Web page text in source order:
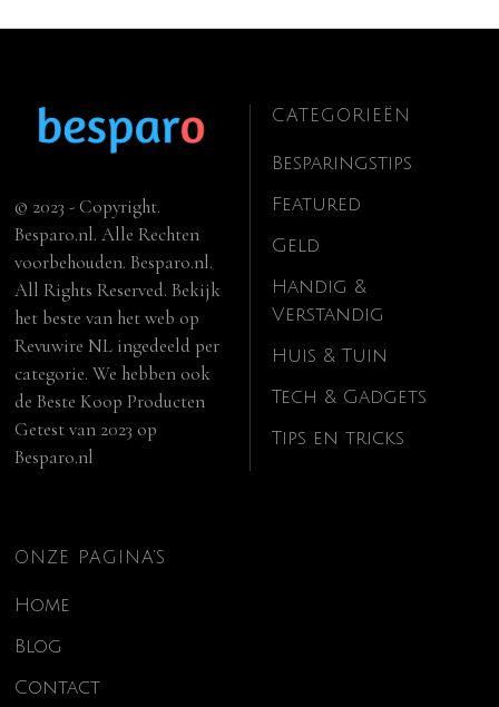
© 2023 - Copyright.
Besparo.nl. Alle Rechten
voorbehouden. Besparo.nl.
All Rights Reserved. Bekijk
het beste van het web op
Revuwire NL ingedeeld per
categorie. We hebben ook
deBeste Koop Producten
Getest van 2023 op
Besparo.nl
CATEGORIEËN
Besparingstips
Featured
Geld
Handig &
Verstandig
Huis & Tuin
Tech & Gadgets
Tips en tricks
ONZE PAGINA’S
Home
Blog
Contact